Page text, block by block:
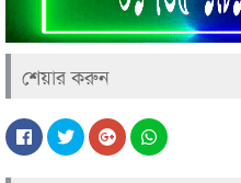
শেয়ার করুন